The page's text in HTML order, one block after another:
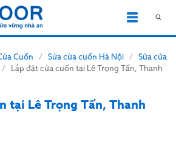
Cuốn / Sửa cửa cuốn Hà Nội /
Sửa cửa
/
Lắp đặt cửa cuốn tại Lê Trọng Tấn, Thanh
tại Lê Trọng Tấn, Thanh